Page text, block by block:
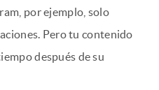
por ejemplo, solo
Pero tu contenido
después de su